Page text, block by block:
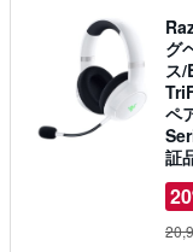
グ
ス/
ペ
証